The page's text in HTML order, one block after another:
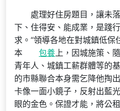
處理好住房題目，讓未
下、住得安、能成業，是踐
求。“領導各地在對城鎮低
本
包養上，因城施策、
青年人、城鎮工薪群體等的
的市縣聯合本身需乞降他掏
卡像一面小鏡子，反射出藍
眼的金色。保證才能，將公